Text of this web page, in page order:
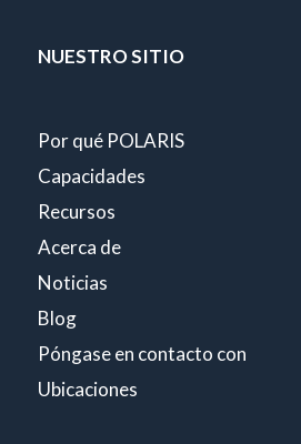
NUESTRO SITIO
Por qué POLARIS
Capacidades
Recursos
Acerca de
Noticias
Blog
Póngase en contacto con
Ubicaciones